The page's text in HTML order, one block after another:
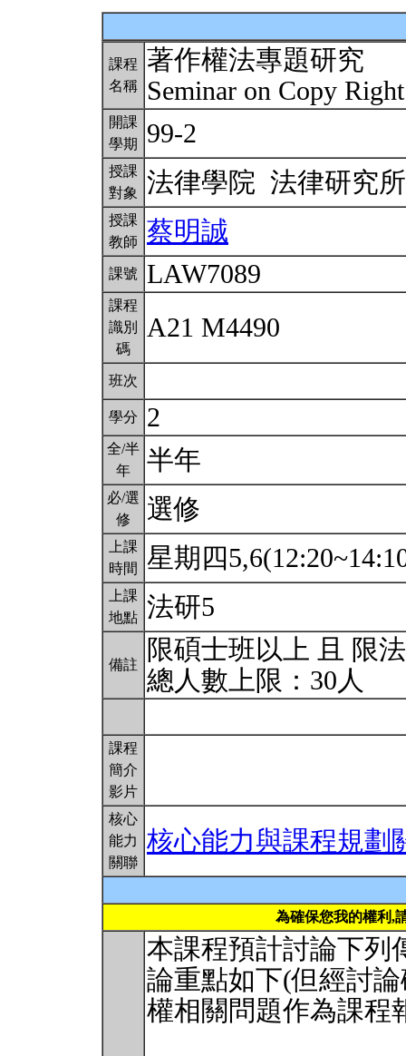
課程
名稱
著作權法專題研究
Seminar on Copy
開課
學期
99-2
授課
對象
法律學院 法律研究
授課
教師
蔡明誠
課號 LAW7089
課程
識別
碼
A21 M4490
班次
學分 2
全/半
年
半年
必/選
修
選修
上課
時間
星期四
上課
地點 法研5
備註
限碩士班以上 且 限
總人數上限：30人
課程
簡介
影片
核心
能力
關聯
核心能力與課程規劃
為確保您我的權利,
本課程預計討論下列
論重點如下(但經討
權相關問題作為課程